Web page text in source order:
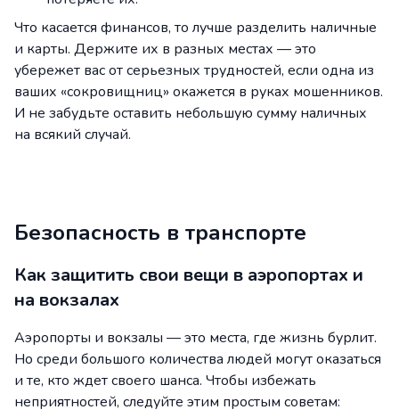
Что касается финансов, то лучше разделить наличные
и карты. Держите их в разных местах — это
убережет вас от серьезных трудностей, если одна из
ваших «сокровищниц» окажется в руках мошенников.
И не забудьте оставить небольшую сумму наличных
на всякий случай.
Безопасность в транспорте
Как защитить свои вещи в аэропортах и
на вокзалах
Аэропорты и вокзалы — это места, где жизнь бурлит.
Но среди большого количества людей могут оказаться
и те, кто ждет своего шанса. Чтобы избежать
неприятностей, следуйте этим простым советам: